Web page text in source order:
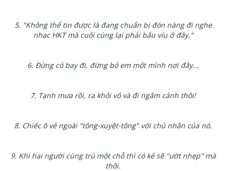
5. "Không thể tin được là đang chuẩn bị đón nàng đi nghe
nhạc HKT mà cuối cùng lại phải bấu víu ở đây."
6. Đừng có bay đi, đừng bỏ em một mình nơi đây...
7. Tạnh mưa rồi, ra khỏi vỏ và đi ngắm cảnh thôi!
8. Chiếc ô vẻ ngoài "tông-xuyệt-tông" với chủ nhân của nó.
9. Khi hai người cùng trú một chỗ thì có kẻ sẽ "ướt nhẹp" mà
thôi.